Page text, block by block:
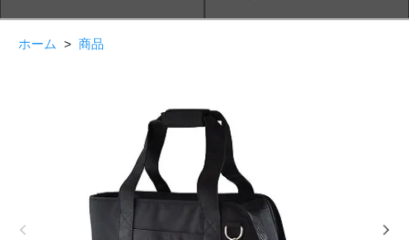
ホーム > 商品